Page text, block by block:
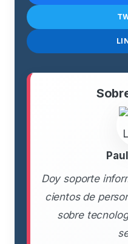
Doy soporte
cientos de
sobre